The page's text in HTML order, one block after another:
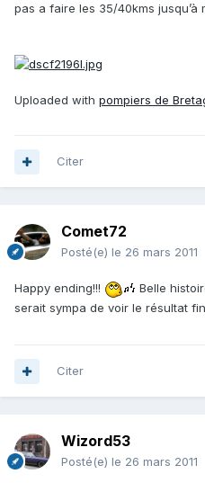
pas a faire les 35/40kms jusqu’à
Uploaded with pompiers de
Citer
Comet72
Posté(e) le 26 mars 2011
Happy ending!!!
Belle
serait sympa de voir le résultat
Citer
Wizord53
Posté(e) le 26 mars 2011